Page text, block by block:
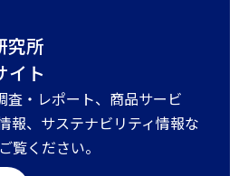
究所
イト
査・レポート、商品サービ
報、サステナビリティ情報な
覧ください。